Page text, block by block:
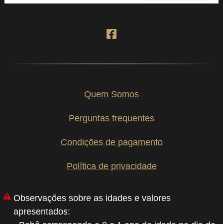
Quem Somos
Perguntas frequentes
Condições de pagamento
Política de privacidade
Observações sobre as idades e valores
apresentados: